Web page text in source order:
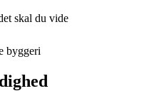
skal du vide
byggeri